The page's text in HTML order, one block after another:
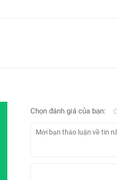
Chọn đánh giá của bạn: